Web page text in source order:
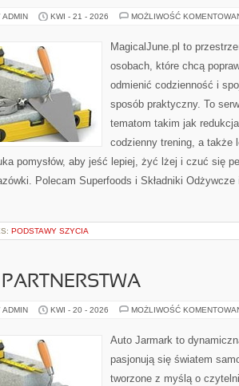
ADMIN KWI - 21 - 2026 MOŻLIWOŚĆ
MagicalJune.pl to
osobach, które chcą
odmienić codzienność i
sposób praktyczny. To
tematom takim jak
codzienny trening, a także
pomysłów, aby jeść lepiej, żyć lżej i czuć się
Polecam Superfoods i Składniki
PODSTAWY SZYCIA
PARTNERSTWA
ADMIN KWI - 20 - 2026 MOŻLIWOŚĆ
Auto Jarmark to
pasjonują się światem
tworzone z myślą o